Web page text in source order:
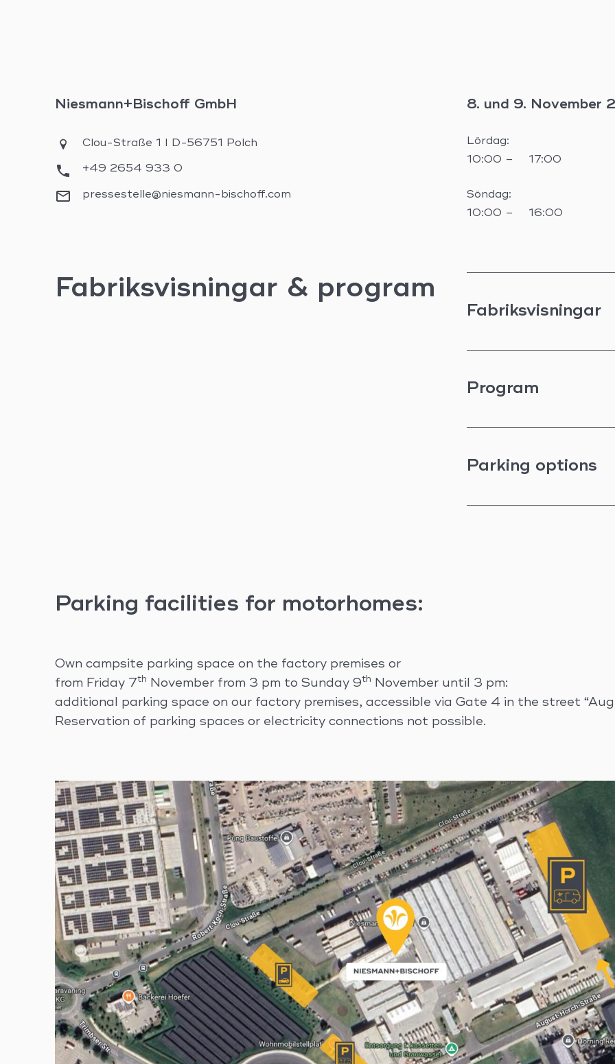
Niesmann+Bischoff GmbH
Clou-Straße 1 I D-56751 Polch
+49 2654 933 0
pressestelle@niesmann-bischoff.com
8. und 9. November
Lördag:
10:00 –
17:00
Söndag:
10:00 –
16:00
Fabriksvisningar & program
Fabriksvisningar
Program
Parking options
Parking facilities for motorhomes:
Own campsite parking space on the factory premises or
from Friday 7th November from 3 pm to Sunday 9th
November until 3 pm:
additional parking space on our factory premises, accessible via Gate 4 in the street
Reservation of parking spaces or electricity connections not possible.